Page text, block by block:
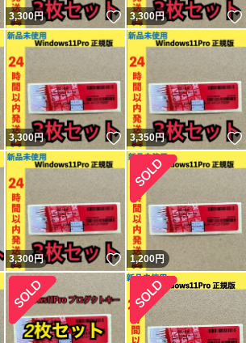
いいね！
3,300円 いいね！
3,300円
いいね！
3,300円 いいね！
3,350円
いいね！
3,300円 いいね！
1,200円